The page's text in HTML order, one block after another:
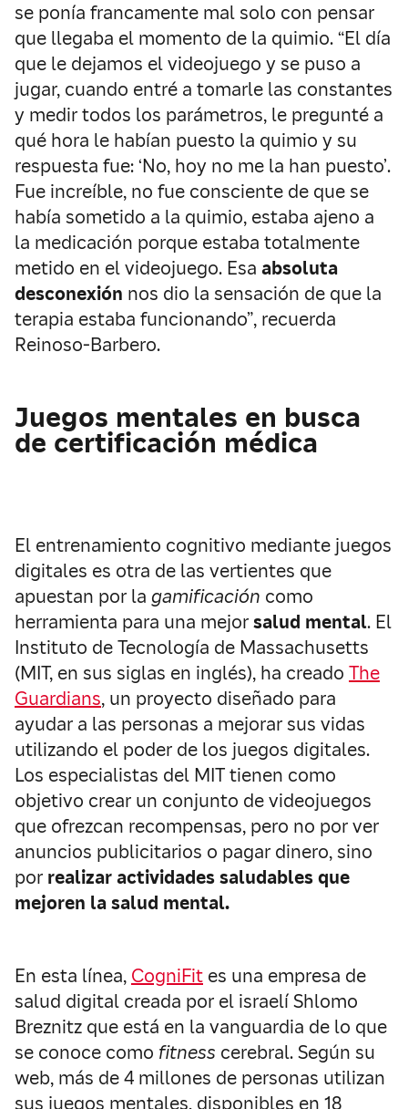
se ponía francamente mal solo con pensar
que llegaba el momento de la quimio. “El día
que le dejamos el videojuego y se puso a
jugar, cuando entré a tomarle las constantes
y medir todos los parámetros, le pregunté a
qué hora le habían puesto la quimio y su
respuesta fue: ‘No, hoy no me la han puesto’.
Fue increíble, no fue consciente de que se
había sometido a la quimio, estaba ajeno a
la medicación porque estaba totalmente
metido en el videojuego. Esa absoluta
desconexión nos dio la sensación de que la
terapia estaba funcionando”, recuerda
Reinoso-Barbero.
Juegos mentales en busca
de certificación médica
El entrenamiento cognitivo mediante juegos
digitales es otra de las vertientes que
apuestan por la gamificación como
herramienta para una mejorsalud mental. El
Instituto de Tecnología de Massachusetts
(MIT, en sus siglas en inglés), ha creado The
Guardians, un proyecto diseñado para
ayudar a las personas a mejorar sus vidas
utilizando el poder de los juegos digitales.
Los especialistas del MIT tienen como
objetivo crear un conjunto de videojuegos
que ofrezcan recompensas, pero no por ver
anuncios publicitarios o pagar dinero, sino
por realizar actividades saludables que
mejoren la salud mental.
En esta línea, CogniFit es una empresa de
salud digital creada por el israelí Shlomo
Breznitz que está en la vanguardia de lo que
se conoce como fitness cerebral. Según su
web, más de 4 millones de personas utilizan
sus juegos mentales, disponibles en 18